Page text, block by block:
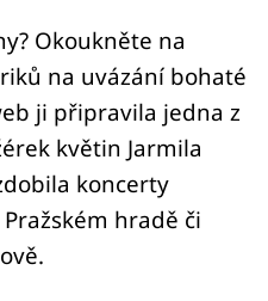
Okoukněte na
na uvázání bohaté
ji připravila jedna z
květin Jarmila
koncerty
hradě či